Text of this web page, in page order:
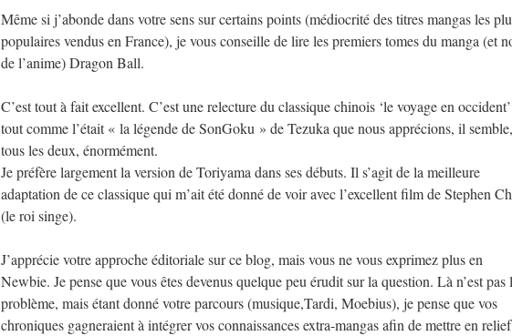
Même si j’abonde dans votre sens sur certains points (médiocrité des titres mangas les
populaires vendus en France), je vous conseille de lire les premiers tomes du manga (et
de l’anime) Dragon Ball.
C’est tout à fait excellent. C’est une relecture du classique chinois ‘le voyage en occident’
tout comme l’était « la légende de SonGoku » de Tezuka que nous apprécions, il semble,
tous les deux, énormément.
Je préfère largement la version de Toriyama dans ses débuts. Il s’agit de la meilleure
adaptation de ce classique qui m’ait été donné de voir avec l’excellent film de Stephen
(le roi singe).
J’apprécie votre approche éditoriale sur ce blog, mais vous ne vous exprimez plus en
Newbie. Je pense que vous êtes devenus quelque peu érudit sur la question. Là n’est pas
problème, mais étant donné votre parcours (musique,Tardi, Moebius), je pense que vos
chroniques gagneraient à intégrer vos connaissances extra-mangas afin de mettre en relief